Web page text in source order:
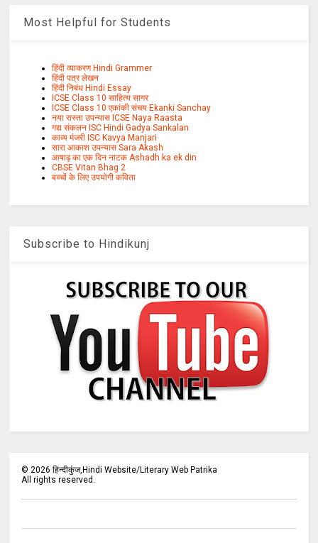
Most Helpful for Students
हिंदी व्याकरण Hindi Grammer
हिंदी पत्र लेखन
हिंदी निबंध Hindi Essay
ICSE Class 10 साहित्य सागर
ICSE Class 10 एकांकी संचय Ekanki Sanchay
नया रास्ता उपन्यास ICSE Naya Raasta
गद्य संकलन ISC Hindi Gadya Sankalan
काव्य मंजरी ISC Kavya Manjari
सारा आकाश उपन्यास Sara Akash
आषाढ़ का एक दिन नाटक Ashadh ka ek din
CBSE Vitan Bhag 2
बच्चों के लिए उपयोगी कविता
Subscribe to Hindikunj
©2026 हिन्दीकुंज,Hindi Website/Literary Web Patrika
All rights reserved.